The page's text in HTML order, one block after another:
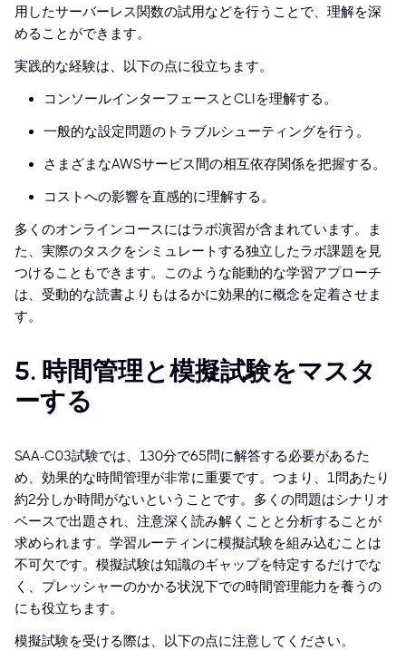
用したサーバーレス関数の試用などを行うことで、理解を深
めることができます。
実践的な経験は、以下の点に役立ちます。
コンソールインターフェースとCLIを理解する。
一般的な設定問題のトラブルシューティングを行う。
さまざまなAWSサービス間の相互依存関係を把握する。
コストへの影響を直感的に理解する。
多くのオンラインコースにはラボ演習が含まれています。ま
た、実際のタスクをシミュレートする独立したラボ課題を見
つけることもできます。このような能動的な学習アプローチ
は、受動的な読書よりもはるかに効果的に概念を定着させま
す。
5. 時間管理と模擬試験をマスタ
ーする
SAA-C03試験では、130分で65問に解答する必要があるた
め、効果的な時間管理が非常に重要です。つまり、1問あたり
約2分しか時間がないということです。多くの問題はシナリオ
ベースで出題され、注意深く読み解くことと分析することが
求められます。学習ルーティンに模擬試験を組み込むことは
不可欠です。模擬試験は知識のギャップを特定するだけでな
く、プレッシャーのかかる状況下での時間管理能力を養うの
にも役立ちます。
模擬試験を受ける際は、以下の点に注意してください。